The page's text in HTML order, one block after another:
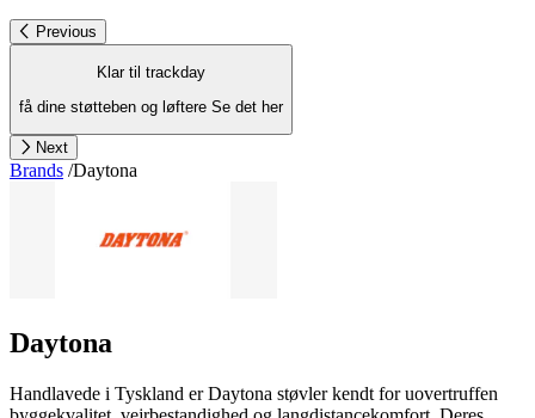
Previous
Klar til trackday
få dine støtteben og løftere Se det her
Next
Brands /Daytona
Daytona
Handlavede i Tyskland er Daytona støvler kendt for uovertruffen